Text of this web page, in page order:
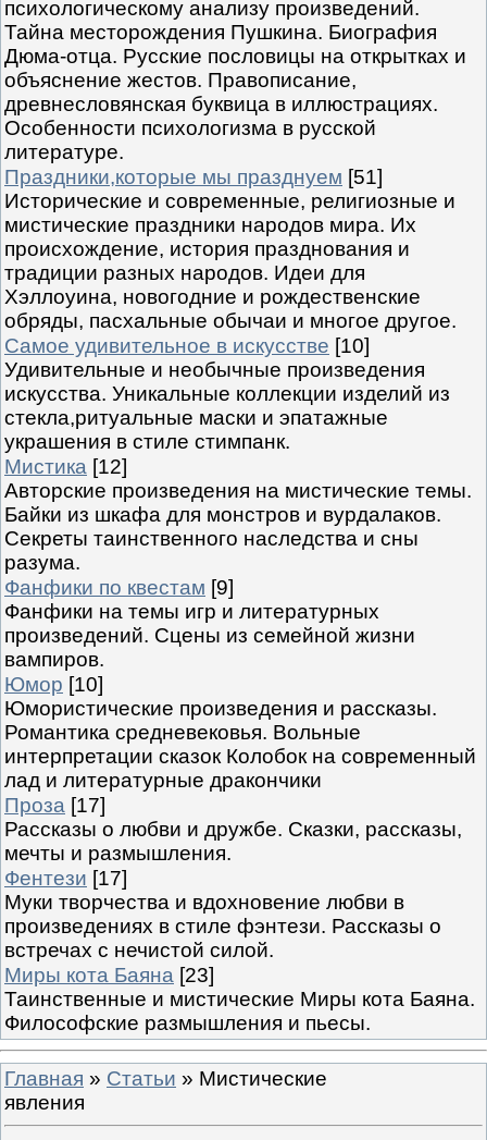
психологическому анализу произведений.
Тайна месторождения Пушкина. Биография
Дюма-отца. Русские пословицы на открытках и
объяснение жестов. Правописание,
древнесловянская буквица в иллюстрациях.
Особенности психологизма в русской
литературе.
Праздники,которые мы празднуем [51]
Исторические и современные, религиозные и
мистические праздники народов мира. Их
происхождение, история празднования и
традиции разных народов. Идеи для
Хэллоуина, новогодние и рождественские
обряды, пасхальные обычаи и многое другое.
Самое удивительное в искусстве [10]
Удивительные и необычные произведения
искусства. Уникальные коллекции изделий из
стекла,ритуальные маски и эпатажные
украшения в стиле стимпанк.
Мистика [12]
Авторские произведения на мистические темы.
Байки из шкафа для монстров и вурдалаков.
Секреты таинственного наследства и сны
разума.
Фанфики по квестам [9]
Фанфики на темы игр и литературных
произведений. Сцены из семейной жизни
вампиров.
Юмор [10]
Юмористические произведения и рассказы.
Романтика средневековья. Вольные
интерпретации сказок Колобок на современный
лад и литературные дракончики
Проза [17]
Рассказы о любви и дружбе. Сказки, рассказы,
мечты и размышления.
Фентези [17]
Муки творчества и вдохновение любви в
произведениях в стиле фэнтези. Рассказы о
встречах с нечистой силой.
Миры кота Баяна [23]
Таинственные и мистические Миры кота Баяна.
Философские размышления и пьесы.
Главная » Статьи » Мистические
явления